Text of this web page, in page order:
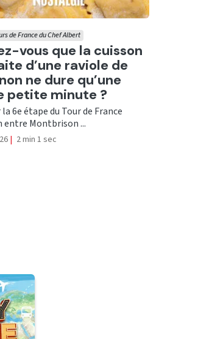
vous que la cuisson
d’une raviole de
ne dure qu’une
petite minute ?
de France du Chef Albert
la 6e étape du Tour de France
entre Montbrison ...
| 2 min 1 sec